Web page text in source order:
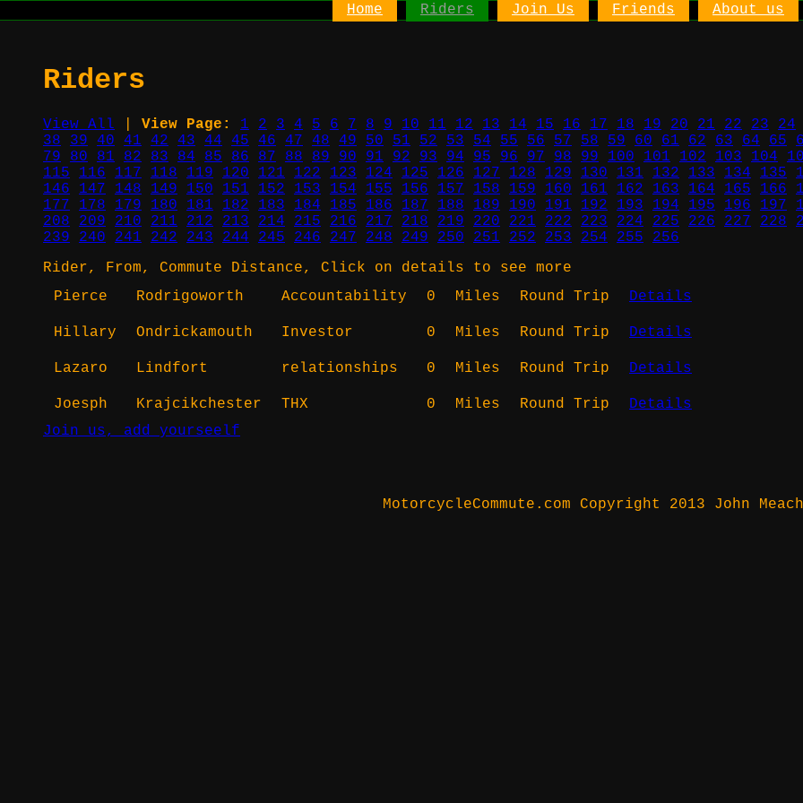
Home Riders Join Us Friends About us
Riders
View All View Page: 1 2 3 4 5 6 7 8 9 10 11 12 13 14 15 16 17 18 19 20 21 22 23
24
38
39 40 41 42 43 44 45 46 47 48 49 50 51 52 53 54 55 56 57 58 59 60 61 62 63 64 65
79
80 81 82 83 84 85 86 87 88 89 90 91 92 93 94 95 96 97 98 99 100 101 102 103 104
115
116 117 118 119 120 121 122 123 124 125 126 127 128 129 130 131 132 133 134 135
146
147 148 149 150 151 152 153 154 155 156 157 158 159 160 161 162 163 164 165 166
177
178 179 180 181 182 183 184 185 186 187 188 189 190 191 192 193 194 195 196 197
208
209 210 211 212 213 214 215 216 217 218 219 220 221 222 223 224 225 226 227 228
239
240 241 242 243 244 245 246 247 248 249 250 251 252 253 254 255
256
Rider, From, Commute Distance, Click on details to see more
Pierce
Rodrigoworth Accountability 0 Miles Round Trip Details
Hillary Ondrickamouth Investor 0 Miles Round Trip Details
Lazaro Lindfort relationships 0 Miles Round Trip Details
Joesph Krajcikchester THX 0 Miles Round Trip
Details
Join us, add yourseelf
MotorcycleCommute.com Copyright 2013 John